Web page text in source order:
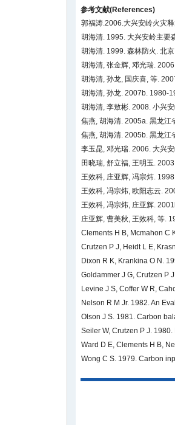
参考文献(References)
郭福涛.2006.大兴安岭火灾
胡海清. 1995. 大兴安岭主要
胡海清. 1999. 森林防火. 北
胡海清, 张金辉, 邓光瑞.
胡海清, 孙龙, 国庆喜, 等.
胡海清, 孙龙. 2007b. 1980-
胡海清, 李敖彬. 2008. 小兴
焦燕, 胡海清. 2005a. 黑龙
焦燕, 胡海清. 2005b. 黑龙
李玉昆, 邓光瑞. 2006. 大兴
田晓瑞, 舒立福, 王明玉.
王效科, 庄亚辉, 冯宗炜.
王效科, 冯宗炜, 欧阳志云.
王效科, 冯宗炜, 庄亚辉.
庄亚辉, 曹美秋, 王效科, 等.
Clements H B, Mcmahon C
Crutzen P J, Heidt L E,
Dixon R K, Krankina O N.
Goldammer J G, Crutzen P
Levine J S, Coffer W R,
Nelson R M Jr. 1982. An
Olson J S. 1981. Carbon
Seiler W, Crutzen P J.
Ward D E, Clements H B,
Wong C S. 1979. Carbon